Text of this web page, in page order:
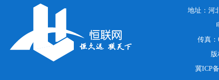
地址：河
传真
冀ICP